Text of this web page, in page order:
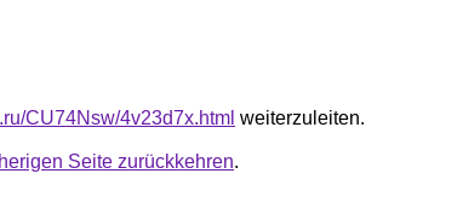
CU74Nsw/4v23d7x.html weiterzuleiten.
Seite zurückkehren.